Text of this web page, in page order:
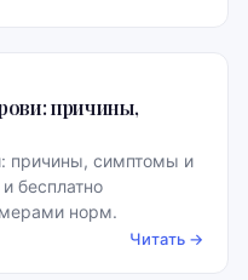
причины,
причины, симптомы и
бесплатно
норм.
Читать →